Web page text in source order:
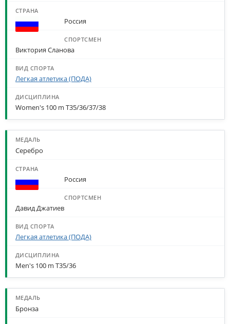
Россия
Виктория Сланова
Легкая атлетика (ПОДА)
Women's 100 m T35/36/37/38
Серебро
Россия
Давид Джатиев
Легкая атлетика (ПОДА)
Men's 100 m T35/36
Бронза